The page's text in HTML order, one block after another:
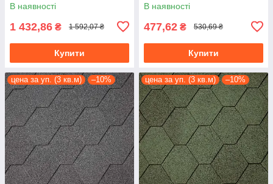
В наявності
1 432,86 ₴ 1 592,07 ₴
Купити
В наявності
477,62 ₴ 530,69 ₴
Купити
цена за уп. (3 кв.м) –10% цена за уп. (3 кв.м) –10%